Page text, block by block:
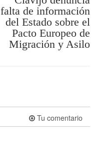
falta de información
del Estado sobre el
Pacto Europeo de
Migración y Asilo
Tu comentario